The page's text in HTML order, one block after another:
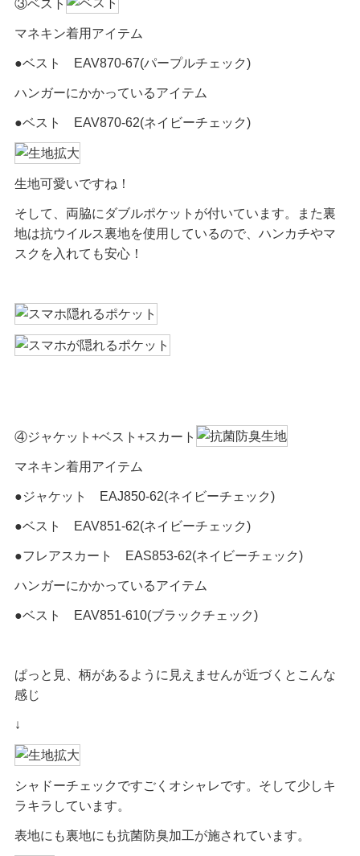
③ベスト
マネキン着用アイテム
●ベスト EAV870-67(パープルチェック)
ハンガーにかかっているアイテム
●ベスト EAV870-62(ネイビーチェック)
生地可愛いですね！
そして、両脇にダブルポケットが付いています。また裏
地は抗ウイルス裏地を使用しているので、ハンカチやマ
スクを入れても安心！
④ジャケット+ベスト+スカート
マネキン着用アイテム
●ジャケット EAJ850-62(ネイビーチェック)
●ベスト EAV851-62(ネイビーチェック)
●フレアスカート EAS853-62(ネイビーチェック)
ハンガーにかかっているアイテム
●ベスト EAV851-610(ブラックチェック)
ぱっと見、柄があるように見えませんが近づくとこんな
感じ
↓
シャドーチェックですごくオシャレです。そして少しキ
ラキラしています。
表地にも裏地にも抗菌防臭加工が施されています。